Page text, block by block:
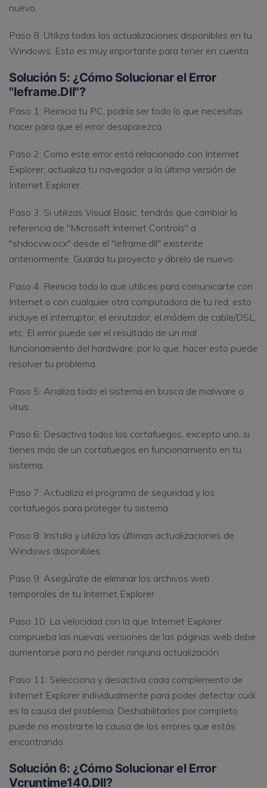
nuevo.
Paso 8: Utiliza todas las actualizaciones disponibles en tu
Windows. Esto es muy importante para tener en cuenta.
Solución 5: ¿Cómo Solucionar el Error
"Ieframe.Dll"?
Paso 1: Reinicia tu PC, podría ser todo lo que necesitas
hacer para que el error desaparezca.
Paso 2: Como este error está relacionado con Internet
Explorer, actualiza tu navegador a la última versión de
Internet Explorer.
Paso 3: Si utilizas Visual Basic, tendrás que cambiar la
referencia de "Microsoft Internet Controls" a
"shdocvw.ocx" desde el "ieframe.dll" existente
anteriormente. Guarda tu proyecto y ábrelo de nuevo.
Paso 4: Reinicia todo lo que utilices para comunicarte con
Internet o con cualquier otra computadora de tu red; esto
incluye el interruptor, el enrutador, el módem de cable/DSL,
etc. El error puede ser el resultado de un mal
funcionamiento del hardware, por lo que, hacer esto puede
resolver tu problema.
Paso 5: Analiza todo el sistema en busca de malware o
virus.
Paso 6: Desactiva todos los cortafuegos, excepto uno, si
tienes más de un cortafuegos en funcionamiento en tu
sistema.
Paso 7: Actualiza el programa de seguridad y los
cortafuegos para proteger tu sistema.
Paso 8: Instala y utiliza las últimas actualizaciones de
Windows disponibles.
Paso 9: Asegúrate de eliminar los archivos web
temporales de tu Internet Explorer.
Paso 10: La velocidad con la que Internet Explorer
comprueba las nuevas versiones de las páginas web debe
aumentarse para no perder ninguna actualización.
Paso 11: Selecciona y desactiva cada complemento de
Internet Explorer individualmente para poder detectar cuál
es la causa del problema. Deshabilitarlos por completo
puede no mostrarte la causa de los errores que estás
encontrando.
Solución 6: ¿Cómo Solucionar el Error
Vcruntime140.Dll?